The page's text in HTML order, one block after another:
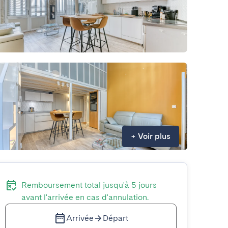
+ Voir plus
Remboursement total jusqu'à 5 jours
avant l'arrivée en cas d'annulation.
Arrivée Départ